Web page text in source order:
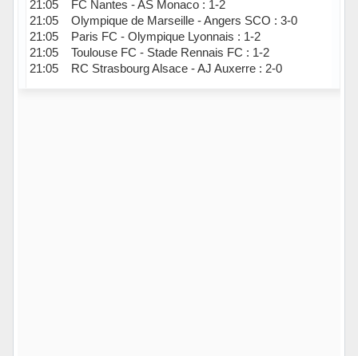
21:05 FC Nantes - AS Monaco : 1-2
21:05 Olympique de Marseille - Angers SCO : 3-0
21:05 Paris FC - Olympique Lyonnais : 1-2
21:05 Toulouse FC - Stade Rennais FC : 1-2
21:05 RC Strasbourg Alsace - AJ Auxerre : 2-0